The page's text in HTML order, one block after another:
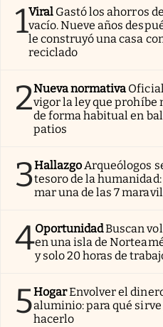
1Viral Gastó los ahorros
vacío. Nueve años
le construyó una casa
reciclado
2Nueva normativa
vigor la ley que prohíbe
de forma habitual en
patios
3HallazgoArqueólogos
tesoro de la
mar una de las 7
4OportunidadBuscan
en una isla de
y solo 20 horas de
5HogarEnvolver el
aluminio: para qué
hacerlo